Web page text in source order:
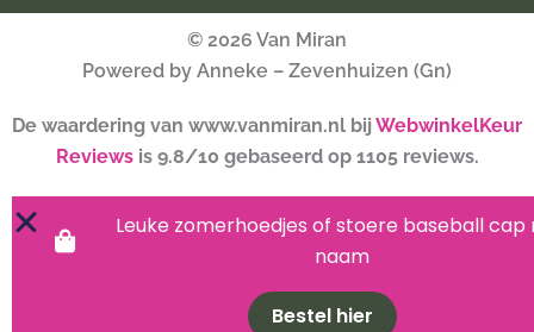
© 2026 Van Miran
Powered by Anneke – Zevenhuizen (Gn)
De waardering van www.vanmiran.nl bijWebwinkelKeur
Reviewsis 9.8/10 gebaseerd op 1105 reviews.
Leuke zomerhoedjes of stoere baseball cap
naam
Bestel hier